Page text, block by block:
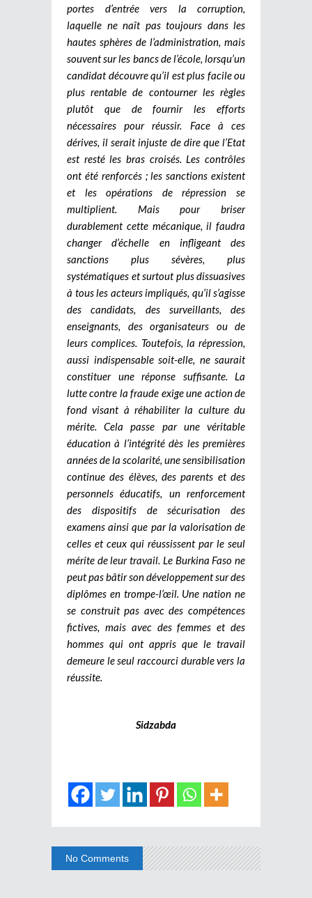
portes d’entrée vers la corruption,
laquelle ne naît pas toujours dans les
hautes sphères de l’administration, mais
souvent sur les bancs de l’école, lorsqu’un
candidat découvre qu’il est plus facile ou
plus rentable de contourner les règles
plutôt que de fournir les efforts
nécessaires pour réussir. Face à ces
dérives, il serait injuste de dire que l’Etat
est resté les bras croisés. Les contrôles
ont été renforcés ; les sanctions existent
et les opérations de répression se
multiplient. Mais pour briser
durablement cette mécanique, il faudra
changer d’échelle en infligeant des
sanctions plus sévères, plus
systématiques et surtout plus dissuasives
à tous les acteurs impliqués, qu’il s’agisse
des candidats, des surveillants, des
enseignants, des organisateurs ou de
leurs complices. Toutefois, la répression,
aussi indispensable soit-elle, ne saurait
constituer une réponse suffisante. La
lutte contre la fraude exige une action de
fond visant à réhabiliter la culture du
mérite. Cela passe par une véritable
éducation à l’intégrité dès les premières
années de la scolarité, une sensibilisation
continue des élèves, des parents et des
personnels éducatifs, un renforcement
des dispositifs de sécurisation des
examens ainsi que par la valorisation de
celles et ceux qui réussissent par le seul
mérite de leur travail. Le Burkina Faso ne
peut pas bâtir son développement sur des
diplômes en trompe-l’œil. Une nation ne
se construit pas avec des compétences
fictives, mais avec des femmes et des
hommes qui ont appris que le travail
demeure le seul raccourci durable vers la
réussite.
Sidzabda
No Comments